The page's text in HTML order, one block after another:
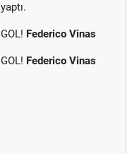
yaptı.
GOL! Federico Vinas
GOL! Federico Vinas